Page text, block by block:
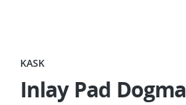
KASK
Inlay Pad Dogma